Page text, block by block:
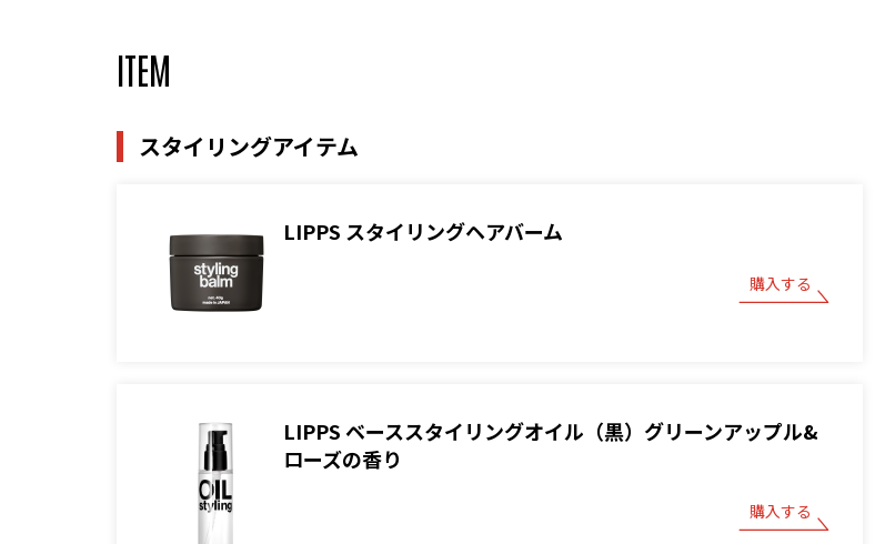
ITEM
スタイリングアイテム
LIPPS スタイリングヘアバーム
購入する
LIPPS ベーススタイリングオイル（黒）グリーンアップル&
ローズの香り
購入する